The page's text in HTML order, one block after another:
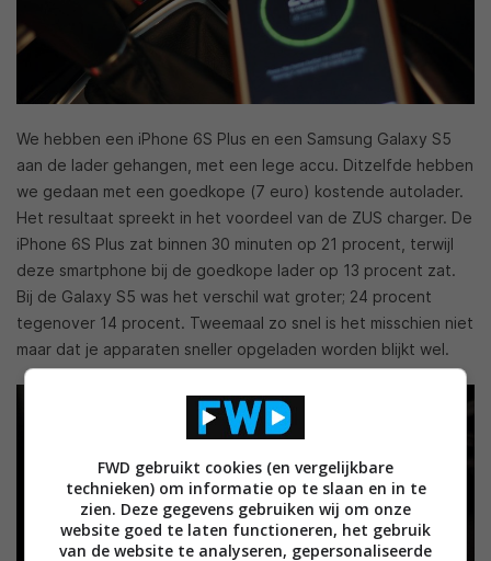
We hebben een iPhone 6S Plus en een Samsung Galaxy S5
aan de lader gehangen, met een lege accu. Ditzelfde hebben
we gedaan met een goedkope (7 euro) kostende autolader.
Het resultaat spreekt in het voordeel van de ZUS charger. De
iPhone 6S Plus zat binnen 30 minuten op 21 procent, terwijl
deze smartphone bij de goedkope lader op 13 procent zat.
Bij de Galaxy S5 was het verschil wat groter; 24 procent
tegenover 14 procent. Tweemaal zo snel is het misschien niet
maar dat je apparaten sneller opgeladen worden blijkt wel.
FWD gebruikt cookies (en vergelijkbare
technieken) om informatie op te slaan en in te
zien. Deze gegevens gebruiken wij om onze
website goed te laten functioneren, het gebruik
van de website te analyseren, gepersonaliseerde